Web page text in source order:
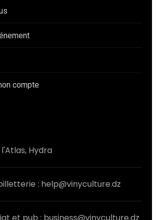
compte
l'Atlas, Hydra
: help@vinyculture.dz